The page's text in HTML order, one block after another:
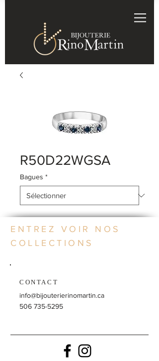
R50D22WGSA
Bagues *
ENTREZ VOIR NOS
COLLECTIONS
CONTACT
info@bijouterierinomartin.ca
506 735-5295